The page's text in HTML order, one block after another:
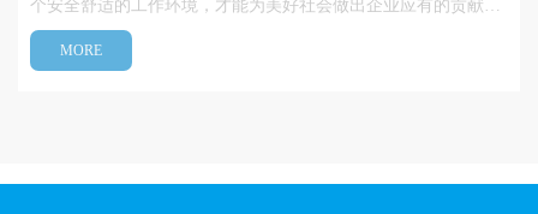
个安全舒适的工作环境，才能为美好社会做出企业应有的贡献。
企业员工的操作熟练程度，直接影响生产过程安全，影响产品质
量。因此，培训工作是企业重要岗位管理工作之一。传统培训方
MORE